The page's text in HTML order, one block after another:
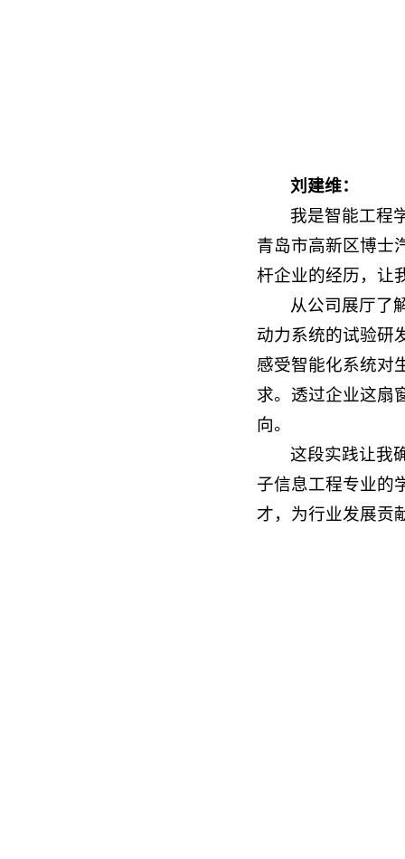
刘建维：
我是智能工程
青岛市高新区博士
杆企业的经历，让
从公司展厅了
动力系统的试验研
感受智能化系统对
求。透过企业这扇
向。
这段实践让我
子信息工程专业的
才，为行业发展贡